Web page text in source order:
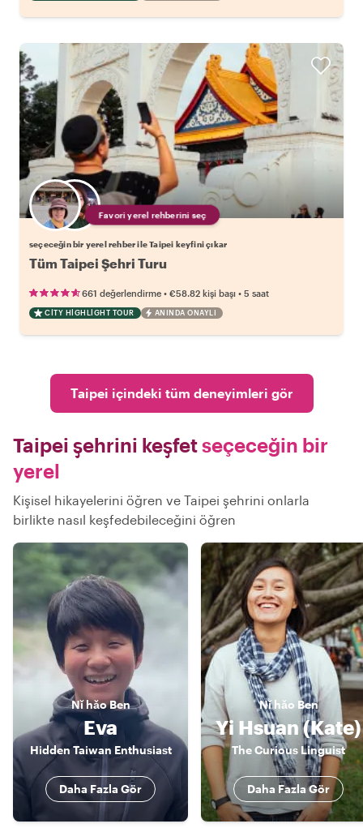
Favori yerel rehberini seç
seçeceğin bir yerel rehber ile Taipei keyfini çıkar
Tüm Taipei Şehri Turu
661 değerlendirme • €58.82 kişi başı • 5 saat
CITY HIGHLIGHT TOUR ANINDA ONAYLI
Taipei içindeki tüm deneyimleri gör
Taipei şehrini keşfetseçeceğin bir
yerel
Kişisel hikayelerini öğren ve Taipei şehrini onlarla
birlikte nasıl keşfedebileceğini öğren
Nǐ hǎoBen
Eva
Hidden Taiwan Enthusiast
Daha Fazla Gör
Nǐ hǎo Ben
Yi Hsuan (Kate)
The Curious Linguist
Daha Fazla Gör